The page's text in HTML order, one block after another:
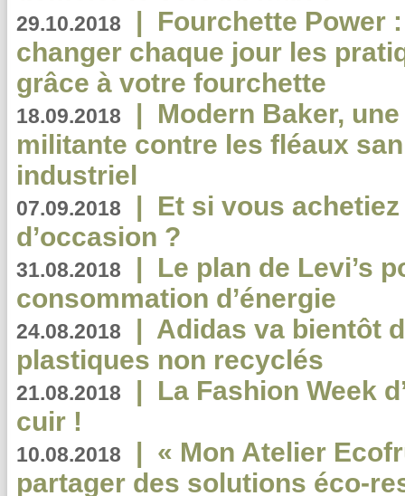
29.10.2018 | Fourchette Power
changer chaque jour les
grâce à votre fourchette
18.09.2018 | Modern Baker,
militante contre les fléaux
industriel
07.09.2018 | Et si vous
d’occasion ?
31.08.2018 | Le plan de Levi’s
consommation d’énergie
24.08.2018 | Adidas va bientôt
plastiques non recyclés
21.08.2018 | La Fashion Week
cuir !
10.08.2018 | « Mon Atelier
partager des solutions éco-